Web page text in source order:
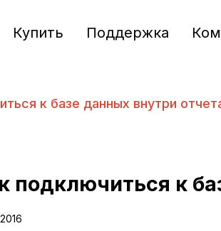
Купить Поддержка
к базе данных внутри
подключиться к